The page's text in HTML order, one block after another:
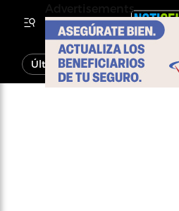
Última Hora Noticias
Advertisements